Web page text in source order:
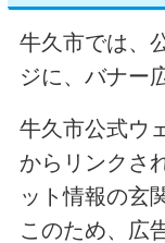
牛久市では、
ジに、バナー
牛久市公式ウ
からリンクさ
ット情報の玄
このため、広